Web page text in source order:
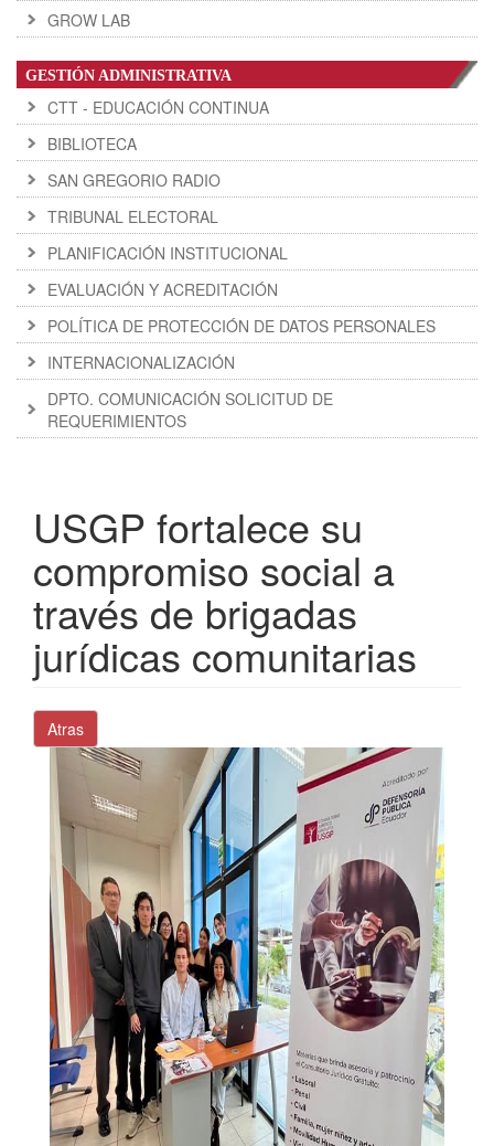
GROW LAB
GESTIÓN ADMINISTRATIVA
CTT - EDUCACIÓN CONTINUA
BIBLIOTECA
SAN GREGORIO RADIO
TRIBUNAL ELECTORAL
PLANIFICACIÓN INSTITUCIONAL
EVALUACIÓN Y ACREDITACIÓN
POLÍTICA DE PROTECCIÓN DE DATOS PERSONALES
INTERNACIONALIZACIÓN
DPTO. COMUNICACIÓN SOLICITUD DE
REQUERIMIENTOS
USGP fortalece su
compromiso social a
través de brigadas
jurídicas comunitarias
Atras